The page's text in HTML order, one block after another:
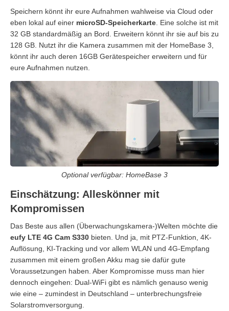
Speichern könnt ihr eure Aufnahmen wahlweise via Cloud oder
eben lokal auf einer microSD-Speicherkarte . Eine solche ist mit
32 GB standardmäßig an Bord. Erweitern könnt ihr sie auf bis zu
128 GB. Nutzt ihr die Kamera zusammen mit der HomeBase 3,
könnt ihr auch deren 16GB Gerätespeicher erweitern und für
eure Aufnahmen nutzen.
Optional verfügbar: HomeBase 3
Einschätzung: Alleskönner mit
Kompromissen
Das Beste aus allen (Überwachungskamera-)Welten möchte die
eufy LTE 4G Cam S330 bieten. Und ja, mit PTZ-Funktion, 4K-
Auflösung, KI-Tracking und vor allem WLAN und 4G-Empfang
zusammen mit einem großen Akku mag sie dafür gute
Voraussetzungen haben. Aber Kompromisse muss man hier
dennoch eingehen: Dual-WiFi gibt es nämlich genauso wenig
wie eine – zumindest in Deutschland – unterbrechungsfreie
Solarstromversorgung.